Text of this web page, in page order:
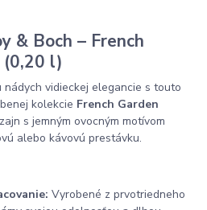
& Boch – French
(0,20 l)
vidieckej elegancie s touto
kolekcie French Garden
s jemným ovocným motívom
alebo kávovú prestávku.
Vyrobené z prvotriedneho